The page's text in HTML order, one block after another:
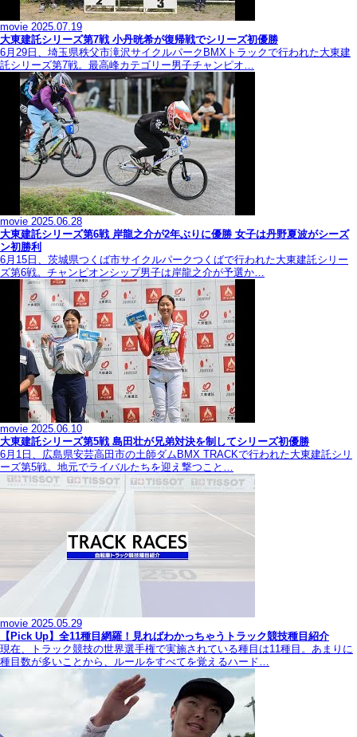
movie 2025.07.19
大東建託シリーズ第7戦 ⼩丹晄希が復帰戦でシリーズ初優勝
6月29日、埼玉県秩父市滝沢サイクルパークBMXトラックで行われた大東建
託シリーズ第7戦。最高峰カテゴリー男子チャンピオ…
movie 2025.06.28
大東建託シリーズ第6戦 岸龍之介が2年ぶりに優勝 女子は丹野夏波がシーズ
ン初勝利
6月15日、茨城県つくば市サイクルパークつくばで行われた大東建託シリー
ズ第6戦。チャンピオンシップ男子は岸龍之介が予選か…
movie 2025.06.10
大東建託シリーズ第5戦 島田壮が兄弟対決を制してシリーズ初優勝
6月1日、広島県安芸高田市の土師ダムBMX TRACKで行われた大東建託シリ
ーズ第5戦。地元でライバルたちを迎え撃つこと…
movie 2025.05.29
【Pick Up】全11種目網羅！見ればわかっちゃうトラック競技種目紹介
現在、トラック競技の世界選手権で実施されている種目は11種目。あまりに
種目数が多いことから、ルールをすべてを覚えるハード…